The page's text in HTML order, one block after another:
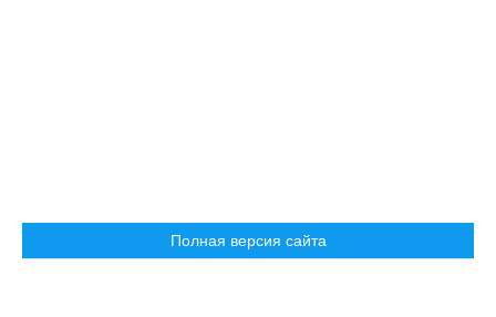
Полная версия сайта